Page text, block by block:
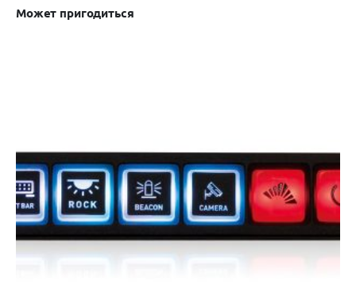
Может пригодиться